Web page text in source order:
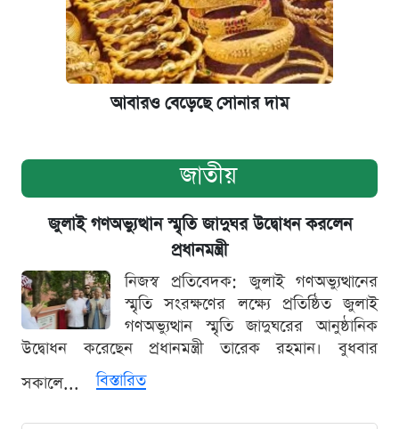
আবারও বেড়েছে সোনার দাম
জাতীয়
জুলাই গণঅভ্যুত্থান স্মৃতি জাদুঘর উদ্বোধন করলেন
প্রধানমন্ত্রী
নিজস্ব প্রতিবেদক: জুলাই গণঅভ্যুত্থানের
স্মৃতি সংরক্ষণের লক্ষ্যে প্রতিষ্ঠিত জুলাই
গণঅভ্যুত্থান স্মৃতি জাদুঘরের আনুষ্ঠানিক
উদ্বোধন করেছেন প্রধানমন্ত্রী তারেক রহমান। বুধবার
সকালে...
বিস্তারিত